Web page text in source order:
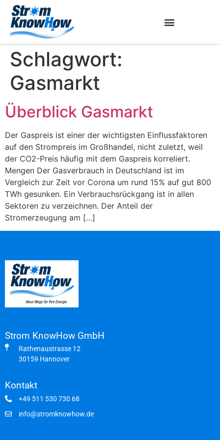
Schlagwort:
Gasmarkt
Überblick Gasmarkt
Der Gaspreis ist einer der wichtigsten Einflussfaktoren
auf den Strompreis im Großhandel, nicht zuletzt, weil
der CO2-Preis häufig mit dem Gaspreis korreliert.
Mengen Der Gasverbrauch in Deutschland ist im
Vergleich zur Zeit vor Corona um rund 15% auf gut 800
TWh gesunken. Ein Verbrauchsrückgang ist in allen
Sektoren zu verzeichnen. Der Anteil der
Stromerzeugung am […]
Strom KnowHow GmbH
Rathenaustrasse 12
30159 Hannover
Kontakt
+49 511 530 730 68
info@stromknowhow.de